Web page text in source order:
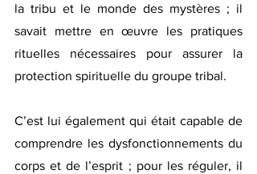
la tribu et le monde des mystères ; il
savait mettre en œuvre les pratiques
rituelles nécessaires pour assurer la
protection spirituelle du groupe tribal.
C’est lui également qui était capable de
comprendre les dysfonctionnements du
corps et de l’esprit ; pour les réguler, il